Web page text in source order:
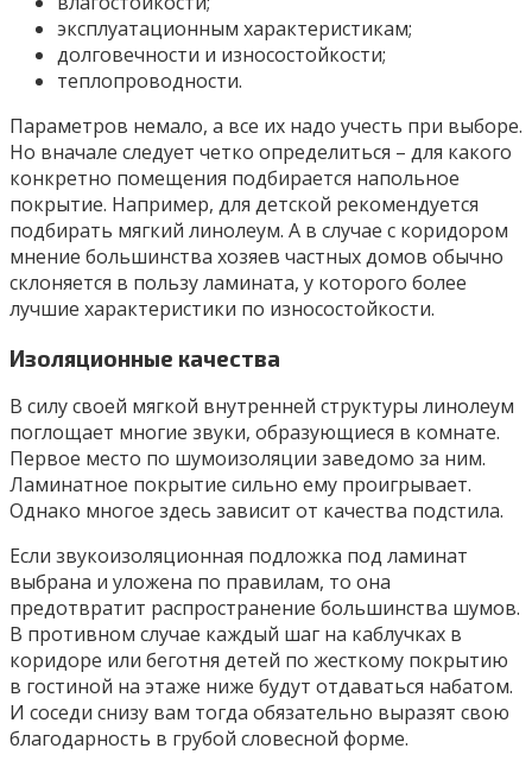
эксплуатационным характеристикам;
долговечности и износостойкости;
теплопроводности.
Параметров немало, а все их надо учесть при выборе.
Но вначале следует четко определиться – для какого
конкретно помещения подбирается напольное
покрытие. Например, для детской рекомендуется
подбирать мягкий линолеум. А в случае с коридором
мнение большинства хозяев частных домов обычно
склоняется в пользу ламината, у которого более
лучшие характеристики по износостойкости.
Изоляционные качества
В силу своей мягкой внутренней структуры линолеум
поглощает многие звуки, образующиеся в комнате.
Первое место по шумоизоляции заведомо за ним.
Ламинатное покрытие сильно ему проигрывает.
Однако многое здесь зависит от качества подстила.
Если звукоизоляционная подложка под ламинат
выбрана и уложена по правилам, то она
предотвратит распространение большинства шумов.
В противном случае каждый шаг на каблучках в
коридоре или беготня детей по жесткому покрытию
в гостиной на этаже ниже будут отдаваться набатом.
И соседи снизу вам тогда обязательно выразят свою
благодарность в грубой словесной форме.